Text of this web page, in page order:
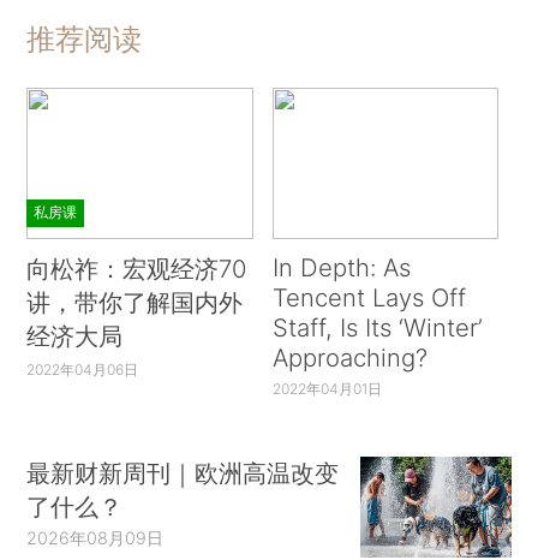
推荐阅读
私房课
向松祚：宏观经济70
讲，带你了解国内外
经济大局
2022年04月06日
In Depth: As
Tencent Lays Off
Staff, Is Its ‘Winter’
Approaching?
2022年04月01日
最新财新周刊｜欧洲高温改变
了什么？
2026年08月09日